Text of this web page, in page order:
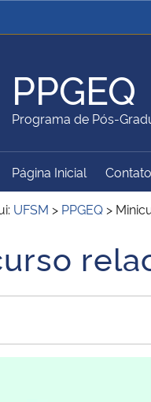
Ministério da
Ministério da
Ambiente Ministério do
Gabinete de
PPGEQ
Programa de Pós-
Principal do Sítio
Página Inicial Contato
UFSM > PPGEQ >